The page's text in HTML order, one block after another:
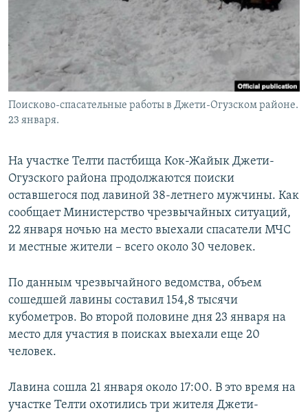
Поисково-спасательные работы в Джети-Огузском районе.
23 января.
На участке Телти пастбища Кок-Жайык Джети-
Огузского района продолжаются поиски
оставшегося под лавиной 38-летнего мужчины. Как
сообщает Министерство чрезвычайных ситуаций,
22 января ночью на место выехали спасатели МЧС
и местные жители – всего около 30 человек.
По данным чрезвычайного ведомства, объем
сошедшей лавины составил 154,8 тысячи
кубометров. Во второй половине дня 23 января на
место для участия в поисках выехали еще 20
человек.
Лавина сошла 21 января около 17:00. В это время на
участке Телти охотились три жителя Джети-